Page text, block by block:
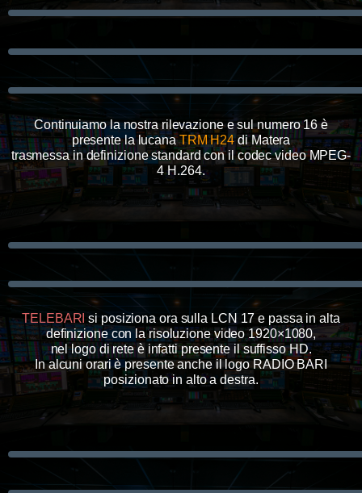
Continuiamo la nostra rilevazione e sul numero 16 è
presente la lucanaTRM H24di Matera
trasmessa in definizione standard con il codec video MPEG-
4 H.264.
TELEBARI si posiziona ora sulla LCN 17 e passa in alta
definizione con la risoluzione video 1920×1080,
nel logo di rete è infatti presente il suffisso HD.
In alcuni orari è presente anche il logo RADIO BARI
posizionato in alto a destra.